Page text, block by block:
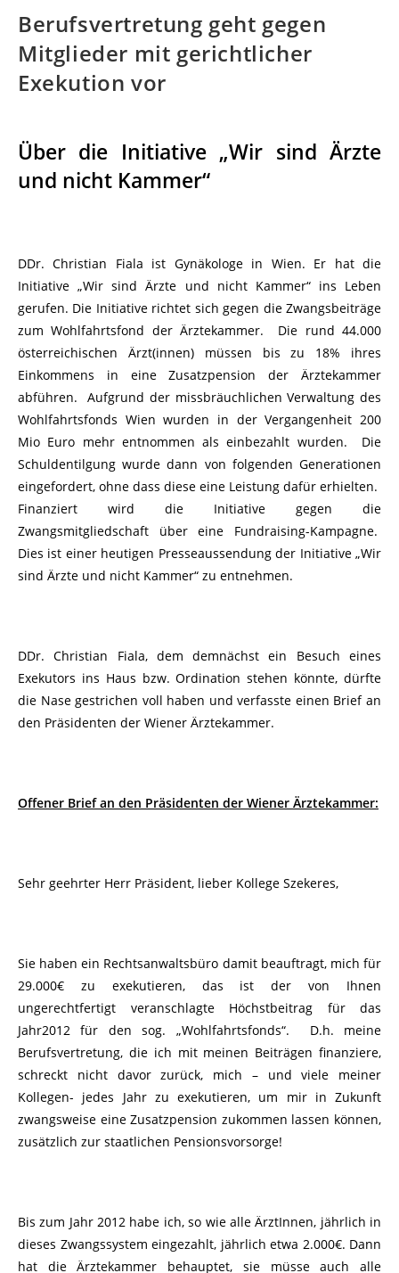
Berufsvertretung geht gegen
Mitglieder mit gerichtlicher
Exekution vor
Über die Initiative „Wir sind Ärzte
und nicht Kammer“
DDr. Christian Fiala ist Gynäkologe in Wien. Er hat die
Initiative „Wir sind Ärzte und nicht Kammer“ ins Leben
gerufen. Die Initiative richtet sich gegen die Zwangsbeiträge
zum Wohlfahrtsfond der Ärztekammer. Die rund 44.000
österreichischen Ärzt(innen) müssen bis zu 18% ihres
Einkommens in eine Zusatzpension der Ärztekammer
abführen. Aufgrund der missbräuchlichen Verwaltung des
Wohlfahrtsfonds Wien wurden in der Vergangenheit 200
Mio Euro mehr entnommen als einbezahlt wurden. Die
Schuldentilgung wurde dann von folgenden Generationen
eingefordert, ohne dass diese eine Leistung dafür erhielten.
Finanziert wird die Initiative gegen die
Zwangsmitgliedschaft über eine Fundraising-Kampagne.
Dies ist einer heutigen Presseaussendung der Initiative „Wir
sind Ärzte und nicht Kammer“ zu entnehmen.
DDr. Christian Fiala, dem demnächst ein Besuch eines
Exekutors ins Haus bzw. Ordination stehen könnte, dürfte
die Nase gestrichen voll haben und verfasste einen Brief an
den Präsidenten der Wiener Ärztekammer.
Offener Brief an den Präsidenten der Wiener Ärztekammer:
Sehr geehrter Herr Präsident, lieber Kollege Szekeres,
Sie haben ein Rechtsanwaltsbüro damit beauftragt, mich für
29.000€ zu exekutieren, das ist der von Ihnen
ungerechtfertigt veranschlagte Höchstbeitrag für das
Jahr2012 für den sog. „Wohlfahrtsfonds“. D.h. meine
Berufsvertretung, die ich mit meinen Beiträgen finanziere,
schreckt nicht davor zurück, mich – und viele meiner
Kollegen- jedes Jahr zu exekutieren, um mir in Zukunft
zwangsweise eine Zusatzpension zukommen lassen können,
zusätzlich zur staatlichen Pensionsvorsorge!
Bis zum Jahr 2012 habe ich, so wie alle ÄrztInnen, jährlich in
dieses Zwangssystem eingezahlt, jährlich etwa 2.000€. Dann
hat die Ärztekammer behauptet, sie müsse auch alle